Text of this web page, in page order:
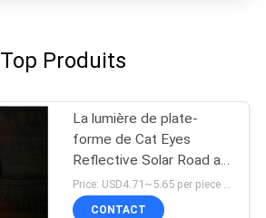
Top Produits
La lumière de plate-
forme de Cat Eyes
Reflective Solar Road a
mené le clignotant en
aluminium
Price: USD4.71~5.65 per piece MOQ:10 ensembles
CONTACT